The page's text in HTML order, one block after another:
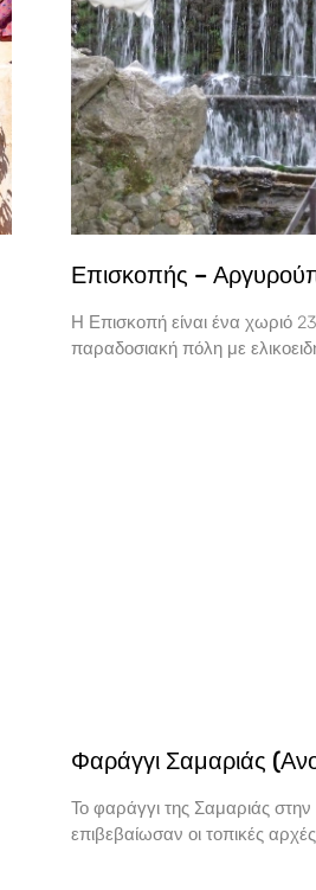
Επισκοπής –
Η Επισκοπή είναι ένα χωριό
παραδοσιακή πόλη με
Φαράγγι Σαμαριάς
Το φαράγγι της Σαμαριάς στην
επιβεβαίωσαν οι τοπικές